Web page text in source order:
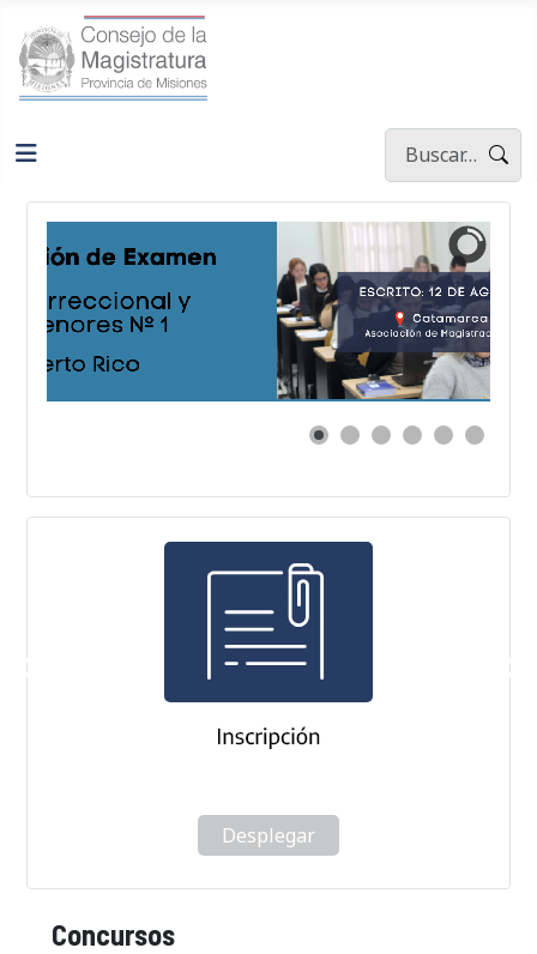
Buscar
Type 2 or more
Desplegar
Concursos